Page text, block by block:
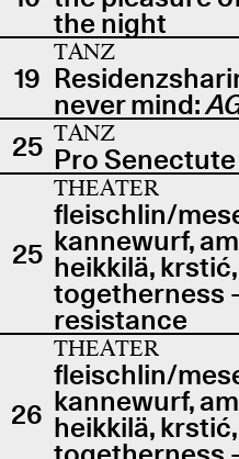
the night
19
TANZ
never mind:
25 TANZ
Pro
25
THEATER
fleischlin/
kannewurf,
heikkilä,
togetherness
resistance
26
THEATER
fleischlin/
kannewurf,
heikkilä,